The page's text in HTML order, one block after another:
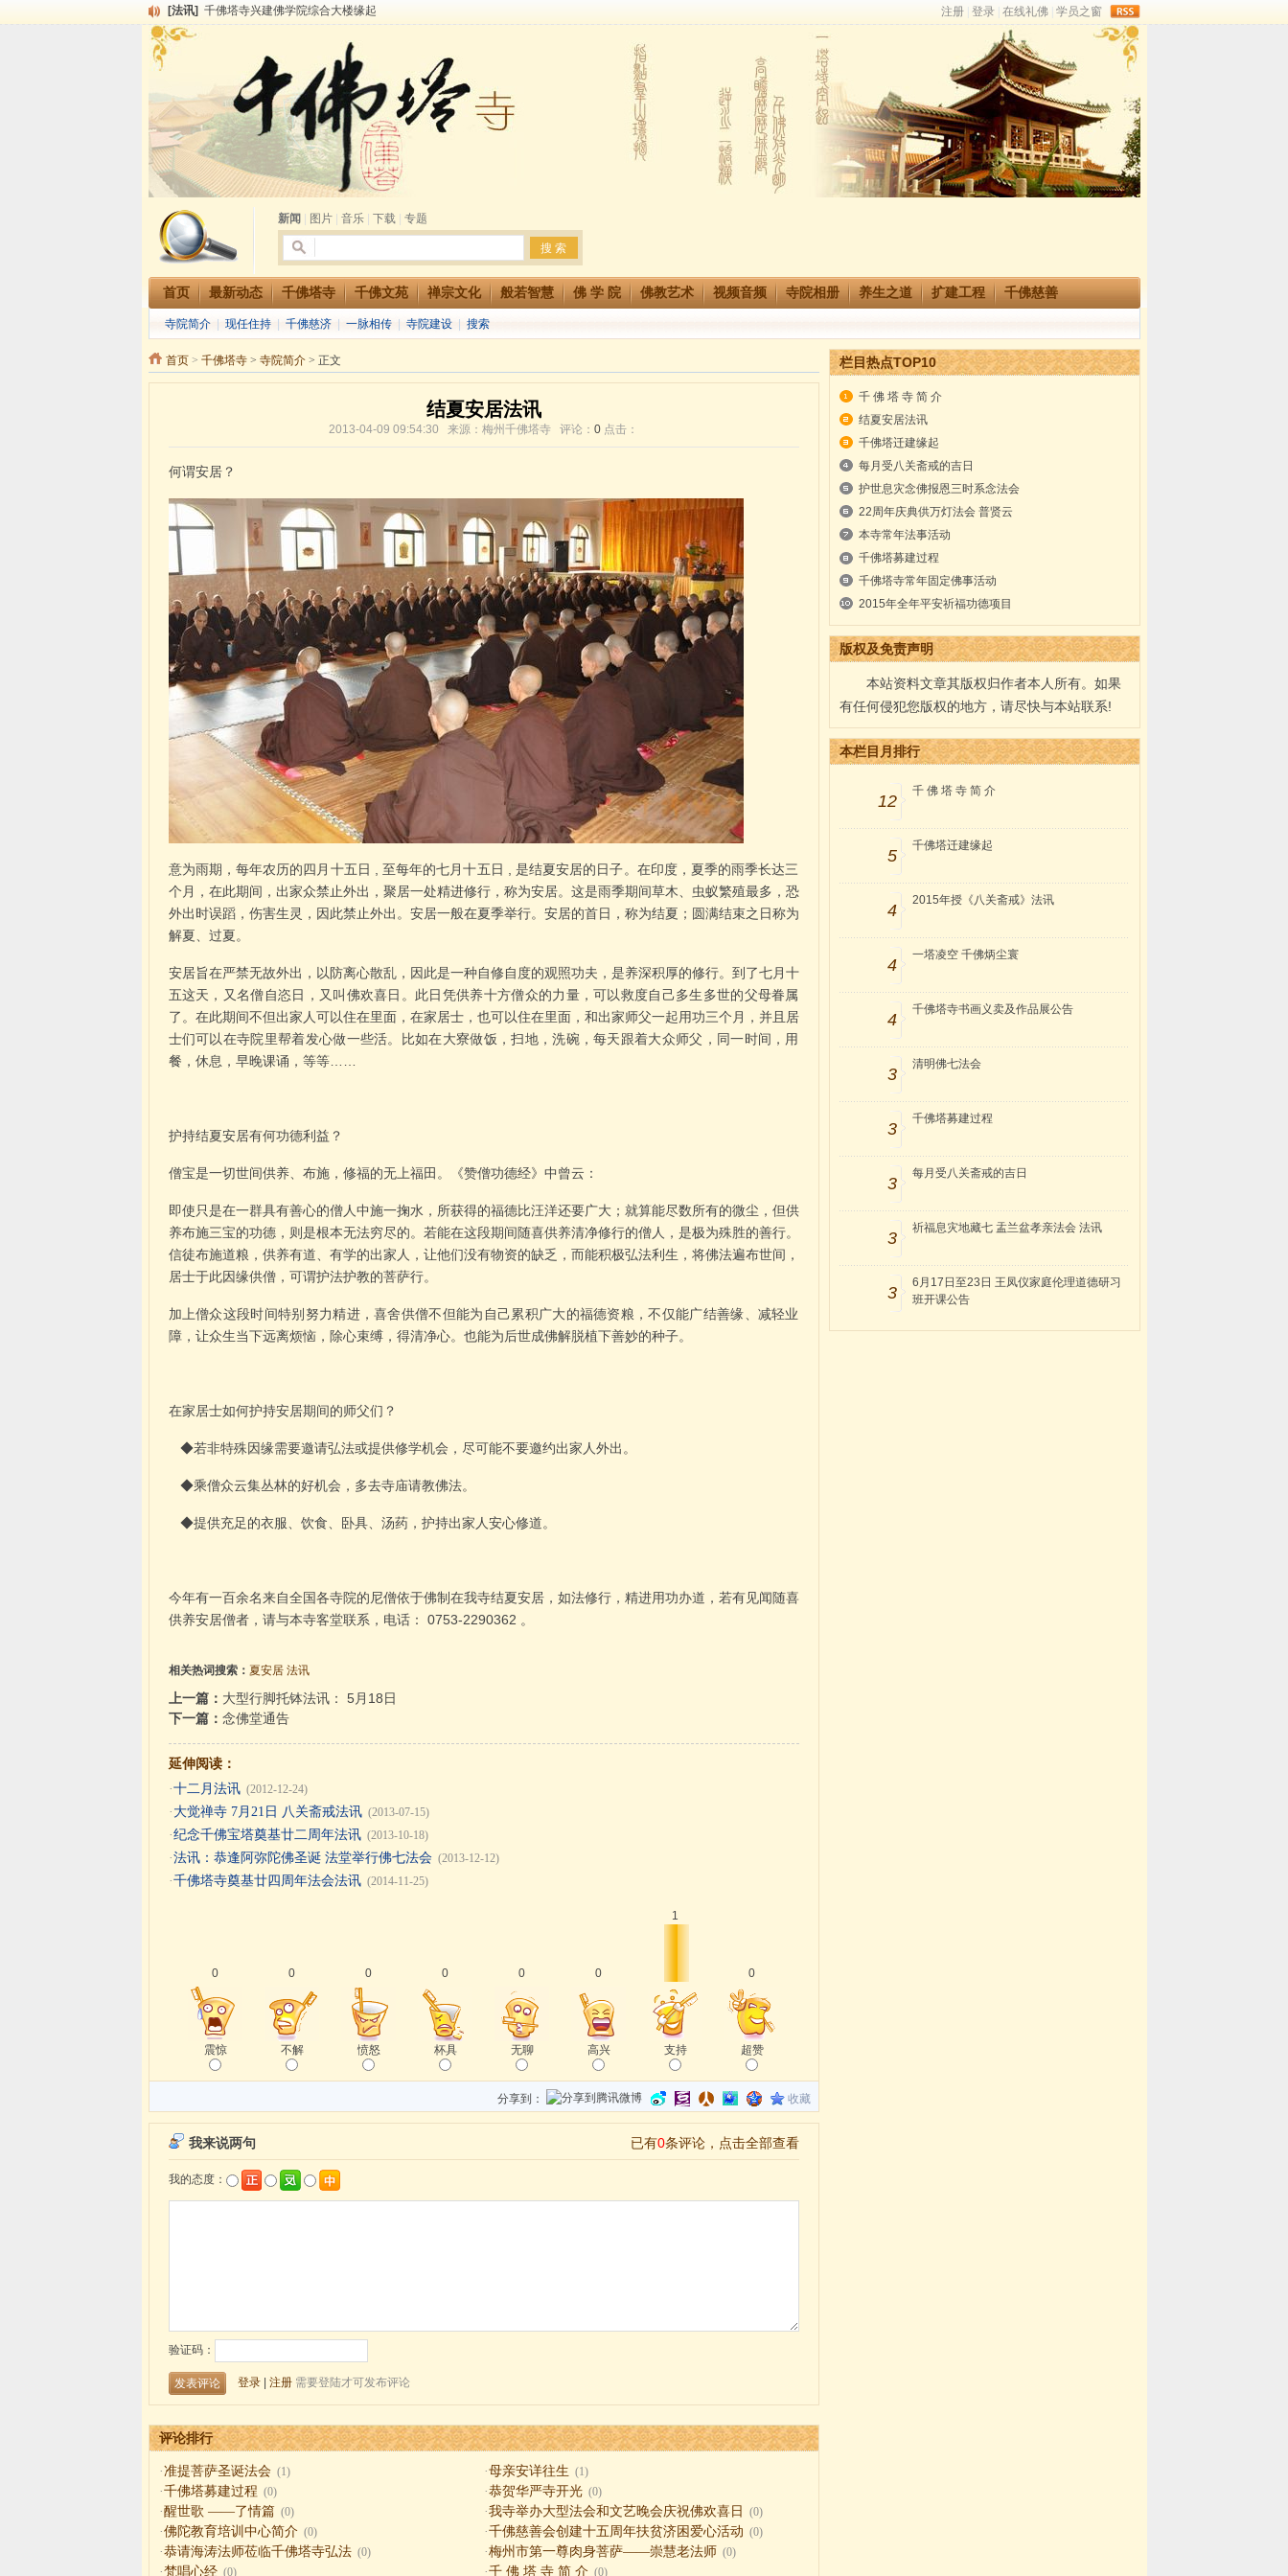
[法讯] 千佛塔寺兴建佛学院综合大楼缘起
[法讯]
[法讯]
千佛塔寺阅藏堂周末阅藏报名通知
清明节祭祖报恩地藏法会
[法讯]
本寺方丈上明下慧尼和尚开讲《六祖坛经》
[法讯] 2015-3-26师父于法堂对大众的开示
[法讯]
广东千佛塔寺云门佛学院女众部 2016年招生简章
[法讯]
恭请海涛法师莅临千佛塔寺弘法
[法讯]
2014年七月大法会 祈福息灾地藏七 冥阳两利普渡群蒙盂兰盆
[法讯] 千佛塔寺云门佛学院女众部2014年招生简章
新闻 图片| 音乐| 下载| 专题
首页 最新动态 千佛塔寺 千佛文苑 禅宗文化 般若智慧 佛 学 院 佛教艺术 视频音频 寺院相册 养生之道 扩建工程 千佛慈善
寺院简介 现任住持 千佛慈济 一脉相传 寺院建设 搜索
首页> 千佛塔寺> 寺院简介> 正文
结夏安居法讯
2013-04-09 09:54:30 来源：梅州千佛塔寺 评论： 0 点击：
何谓安居？
意为雨期，每年农历的四月十五日 , 至每年的七月十五日 , 是结夏安居的日子。在印度，夏季的雨季长达三
个月，在此期间，出家众禁止外出，聚居一处精进修行，称为安居。这是雨季期间草木、虫蚁繁殖最多，恐
外出时误蹈，伤害生灵，因此禁止外出。安居一般在夏季举行。安居的首日，称为结夏；圆满结束之日称为
解夏、过夏。
安居旨在严禁无故外出，以防离心散乱，因此是一种自修自度的观照功夫，是养深积厚的修行。到了七月十
五这天，又名僧自恣日，又叫佛欢喜日。此日凭供养十方僧众的力量，可以救度自己多生多世的父母眷属
了。在此期间不但出家人可以住在里面，在家居士，也可以住在里面，和出家师父一起用功三个月，并且居
士们可以在寺院里帮着发心做一些活。比如在大寮做饭，扫地，洗碗，每天跟着大众师父，同一时间，用
餐，休息，早晚课诵，等等……
护持结夏安居有何功德利益？
僧宝是一切世间供养、布施，修福的无上福田。《赞僧功德经》中曾云：
即使只是在一群具有善心的僧人中施一掬水，所获得的福德比汪洋还要广大；就算能尽数所有的微尘，但供
养布施三宝的功德，则是根本无法穷尽的。若能在这段期间随喜供养清净修行的僧人，是极为殊胜的善行。
信徒布施道粮，供养有道、有学的出家人，让他们没有物资的缺乏，而能积极弘法利生，将佛法遍布世间，
居士于此因缘供僧，可谓护法护教的菩萨行。
加上僧众这段时间特别努力精进，喜舍供僧不但能为自己累积广大的福德资粮，不仅能广结善缘、减轻业
障，让众生当下远离烦恼，除心束缚，得清净心。也能为后世成佛解脱植下善妙的种子。
在家居士如何护持安居期间的师父们？
◆若非特殊因缘需要邀请弘法或提供修学机会，尽可能不要邀约出家人外出。
◆乘僧众云集丛林的好机会，多去寺庙请教佛法。
◆提供充足的衣服、饮食、卧具、汤药，护持出家人安心修道。
今年有一百余名来自全国各寺院的尼僧依于佛制在我寺结夏安居，如法修行，精进用功办道，若有见闻随喜
供养安居僧者，请与本寺客堂联系，电话： 0753-2290362 。
相关热词搜索： 夏安居 法讯
上一篇： 大型行脚托钵法讯： 5月18日
下一篇： 念佛堂通告
延伸阅读：
·十二月法讯 (2012-12-24)
· 大觉禅寺 7月21日 八关斋戒法讯 (2013-07-15)
·纪念千佛宝塔奠基廿二周年法讯 (2013-10-18)
·法讯：恭逢阿弥陀佛圣诞 法堂举行佛七法会 (2013-12-12)
·千佛塔寺奠基廿四周年法会法讯 (2014-11-25)
0
震惊
0
不解
0
愤怒
0
杯具
0
无聊
0
高兴
1
支持
0
超赞
分享到： 收藏
评论排行
·准提菩萨圣诞法会 (1) ·母亲安详往生 (1)
·千佛塔募建过程 (0) ·恭贺华严寺开光 (0)
·醒世歌 ——了情篇 (0) ·我寺举办大型法会和文艺晚会庆祝佛欢喜日 (0)
·佛陀教育培训中心简介 (0) ·千佛慈善会创建十五周年扶贫济困爱心活动 (0)
·恭请海涛法师莅临千佛塔寺弘法 (0) ·梅州市第一尊肉身菩萨——崇慧老法师 (0)
·梵唱心经 (0) ·千 佛 塔 寺 简 介 (0)
栏目热点TOP10
千 佛 塔 寺 简 介
结夏安居法讯
千佛塔迁建缘起
每月受八关斋戒的吉日
护世息灾念佛报恩三时系念法会
22周年庆典供万灯法会 普贤云
本寺常年法事活动
千佛塔募建过程
千佛塔寺常年固定佛事活动
2015年全年平安祈福功德项目
版权及免责声明
本站资料文章其版权归作者本人所有。如果
有任何侵犯您版权的地方，请尽快与本站联系!
本栏目月排行
12
千 佛 塔 寺 简 介
5
千佛塔迁建缘起
4
2015年授《八关斋戒》法讯
4
一塔凌空 千佛炳尘寰
4
千佛塔寺书画义卖及作品展公告
3
清明佛七法会
3
千佛塔募建过程
3
每月受八关斋戒的吉日
3
祈福息灾地藏七 盂兰盆孝亲法会 法讯
3
6月17日至23日 王凤仪家庭伦理道德研习
班开课公告